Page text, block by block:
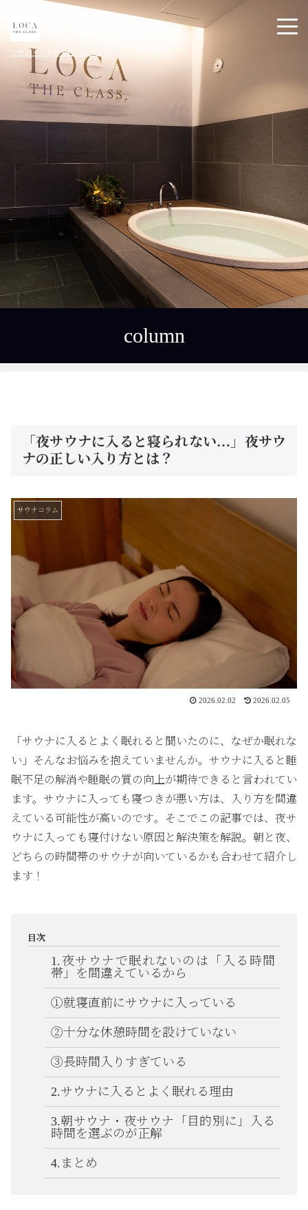
ご予約・入会申し込みはこちら
column
「夜サウナに入ると寝られない…」夜サウ
ナの正しい入り方とは？
サウナコラム
2026.02.02 2026.02.05
「サウナに入るとよく眠れると聞いたのに、なぜか眠れな
い」そんなお悩みを抱えていませんか。サウナに入ると睡
眠不足の解消や睡眠の質の向上が期待できると言われてい
ます。サウナに入っても寝つきが悪い方は、入り方を間違
えている可能性が高いのです。そこでこの記事では、夜サ
ウナに入っても寝付けない原因と解決策を解説。朝と夜、
どちらの時間帯のサウナが向いているかも合わせて紹介し
ます！
目次
1.夜サウナで眠れないのは「入る時間
帯」を間違えているから
①就寝直前にサウナに入っている
②十分な休憩時間を設けていない
③長時間入りすぎている
2.サウナに入るとよく眠れる理由
3.朝サウナ・夜サウナ「目的別に」入る
時間を選ぶのが正解
4.まとめ